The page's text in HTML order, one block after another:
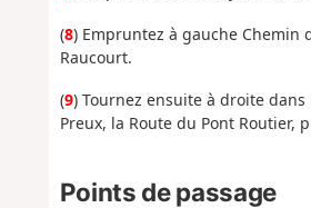
(8) Empruntez à gauche Chemin
Raucourt.
(9) Tournez ensuite à droite
Preux, la Route du Pont Routier,
Points de passage